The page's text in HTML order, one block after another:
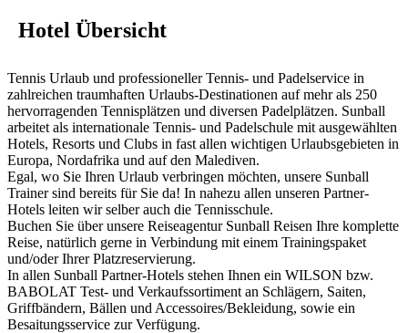
Hotel Übersicht
Tennis Urlaub und professioneller Tennis- und Padelservice in
zahlreichen traumhaften Urlaubs-Destinationen auf mehr als 250
hervorragenden Tennisplätzen und diversen Padelplätzen. Sunball
arbeitet als internationale Tennis- und Padelschule mit ausgewählten
Hotels, Resorts und Clubs in fast allen wichtigen Urlaubsgebieten in
Europa, Nordafrika und auf den Malediven.
Egal, wo Sie Ihren Urlaub verbringen möchten, unsere Sunball
Trainer sind bereits für Sie da! In nahezu allen unseren Partner-
Hotels leiten wir selber auch die Tennisschule.
Buchen Sie über unsere Reiseagentur Sunball Reisen Ihre komplette
Reise, natürlich gerne in Verbindung mit einem Trainingspaket
und/oder Ihrer Platzreservierung.
In allen Sunball Partner-Hotels stehen Ihnen ein WILSON bzw.
BABOLAT Test- und Verkaufssortiment an Schlägern, Saiten,
Griffbändern, Bällen und Accessoires/Bekleidung, sowie ein
Besaitungsservice zur Verfügung.